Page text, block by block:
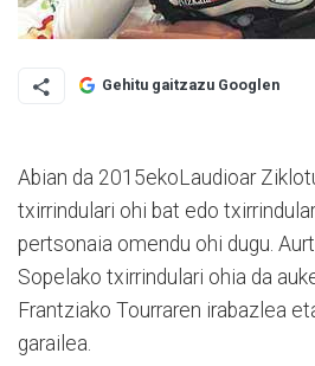
Gehitu gaitzazu Googlen
Abian da 2015ekoLaudioar
txirrindulari ohi bat edo
pertsonaia omendu ohi dugu.
Sopelako txirrindulari ohia da
Frantziako Tourraren irabazlea
garailea.